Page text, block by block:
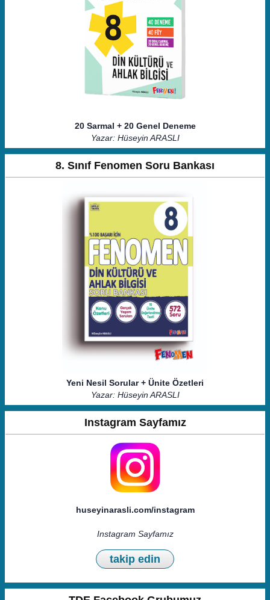
20 Sarmal + 20 Genel Deneme
Yazar: Hüseyin ARASLI
8. Sınıf Fenomen Soru Bankası
Yeni Nesil Sorular + Ünite Özetleri
Yazar: Hüseyin ARASLI
Instagram Sayfamız
huseyinarasli.com/instagram
Instagram Sayfamız
takip edin